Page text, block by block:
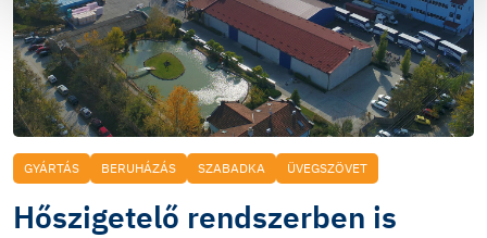
GYÁRTÁS BERUHÁZÁS SZABADKA ÜVEGSZÖVET
Hőszigetelő rendszerben is